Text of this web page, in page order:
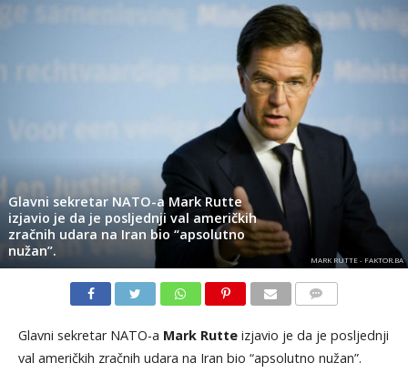
Glavni sekretar NATO-a Mark Rutte
izjavio je da je posljednji val američkih
zračnih udara na Iran bio “apsolutno
nužan”.
MARK RUTTE - FAKTOR.BA
Glavni sekretar NATO-a Mark Rutteizjavio je da je posljednji
val američkih zračnih udara na Iran bio “apsolutno nužan”.